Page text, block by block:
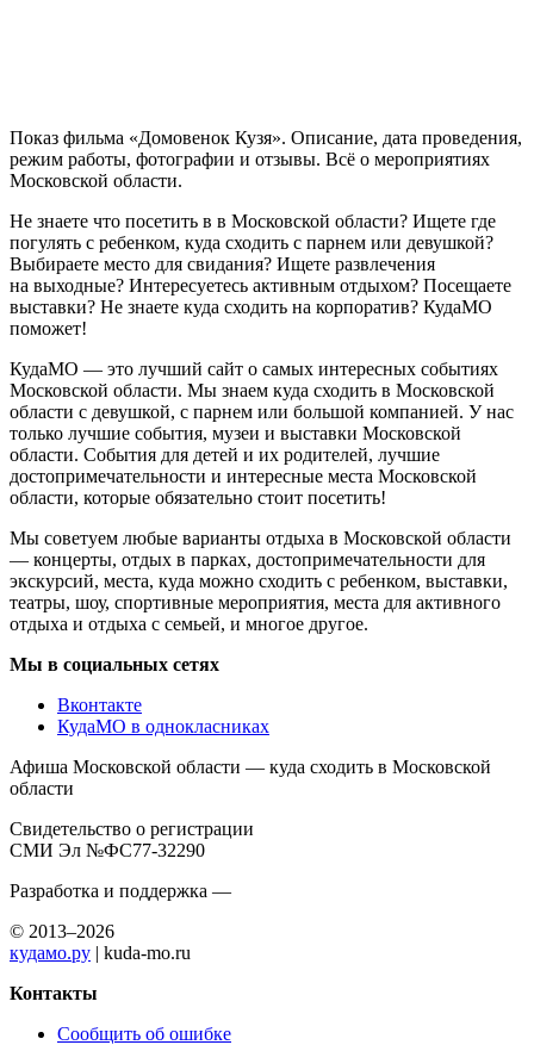
Показ фильма «Домовенок Кузя». Описание, дата проведения,
режим работы, фотографии и отзывы. Всё о мероприятиях
Московской области.
Не знаете что посетить в в Московской области? Ищете где
погулять с ребенком, куда сходить с парнем или девушкой?
Выбираете место для свидания? Ищете развлечения
на выходные? Интересуетесь активным отдыхом? Посещаете
выставки? Не знаете куда сходить на корпоратив? КудаМО
поможет!
КудаМО — это лучший сайт о самых интересных событиях
Московской области. Мы знаем куда сходить в Московской
области с девушкой, с парнем или большой компанией. У нас
только лучшие события, музеи и выставки Московской
области. События для детей и их родителей, лучшие
достопримечательности и интересные места Московской
области, которые обязательно стоит посетить!
Мы советуем любые варианты отдыха в Московской области
— концерты, отдых в парках, достопримечательности для
экскурсий, места, куда можно сходить с ребенком, выставки,
театры, шоу, спортивные мероприятия, места для активного
отдыха и отдыха с семьей, и многое другое.
Мы в социальных сетях
Вконтакте
КудаМО в однокласниках
Афиша Московской области — куда сходить в Московской
области
Свидетельство о регистрации
СМИ Эл №ФС77-32290
Разработка и поддержка —
© 2013–2026
кудамо.ру | kuda-mo.ru
Контакты
Сообщить об ошибке